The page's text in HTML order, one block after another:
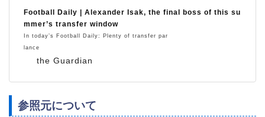
the Guardian
Football Daily | Alexander Isak, the final boss of this su
mmer’s transfer window
In today’s Football Daily: Plenty of transfer par
lance
参照元について